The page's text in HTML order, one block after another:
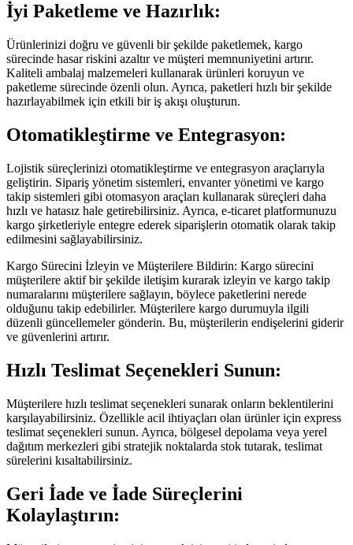
İyi Paketleme ve Hazırlık:
Ürünlerinizi doğru ve güvenli bir şekilde paketlemek, kargo
sürecinde hasar riskini azaltır ve müşteri memnuniyetini artırır.
Kaliteli ambalaj malzemeleri kullanarak ürünleri koruyun ve
paketleme sürecinde özenli olun. Ayrıca, paketleri hızlı bir şekilde
hazırlayabilmek için etkili bir iş akışı oluşturun.
Otomatikleştirme ve Entegrasyon:
Lojistik süreçlerinizi otomatikleştirme ve entegrasyon araçlarıyla
geliştirin. Sipariş yönetim sistemleri, envanter yönetimi ve kargo
takip sistemleri gibi otomasyon araçları kullanarak süreçleri daha
hızlı ve hatasız hale getirebilirsiniz. Ayrıca, e-ticaret platformunuzu
kargo şirketleriyle entegre ederek siparişlerin otomatik olarak takip
edilmesini sağlayabilirsiniz.
Kargo Sürecini İzleyin ve Müşterilere Bildirin: Kargo sürecini
müşterilere aktif bir şekilde iletişim kurarak izleyin ve kargo takip
numaralarını müşterilere sağlayın, böylece paketlerini nerede
olduğunu takip edebilirler. Müşterilere kargo durumuyla ilgili
düzenli güncellemeler gönderin. Bu, müşterilerin endişelerini giderir
ve güvenlerini artırır.
Hızlı Teslimat Seçenekleri Sunun:
Müşterilere hızlı teslimat seçenekleri sunarak onların beklentilerini
karşılayabilirsiniz. Özellikle acil ihtiyaçları olan ürünler için express
teslimat seçenekleri sunun. Ayrıca, bölgesel depolama veya yerel
dağıtım merkezleri gibi stratejik noktalarda stok tutarak, teslimat
sürelerini kısaltabilirsiniz.
Geri İade ve İade Süreçlerini
Kolaylaştırın: